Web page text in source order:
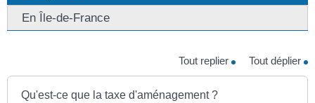
En Île-de-France
Tout replier Tout déplier
Qu'est-ce que la taxe d'aménagement ?